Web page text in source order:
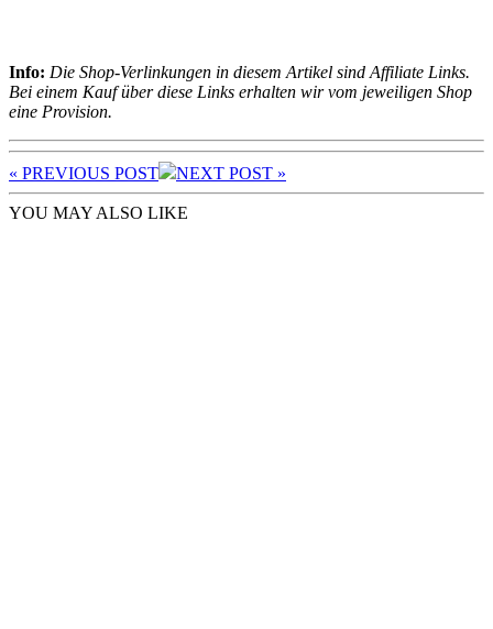
Info: Die Shop-Verlinkungen in diesem Artikel sind Affiliate Links.
Bei einem Kauf über diese Links erhalten wir vom jeweiligen Shop
eine Provision.
« PREVIOUS POST NEXT POST »
YOU MAY ALSO LIKE